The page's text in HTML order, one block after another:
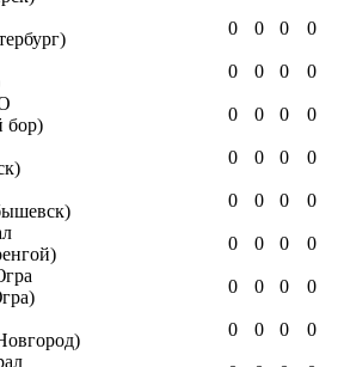
0 0 0 0
0 0 0 0
бор)
0 0 0 0
0 0 0 0
0 0 0 0
0 0 0 0
0 0 0 0
0 0 0 0